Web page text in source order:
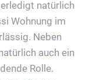
natürlich
Wohnung im
Neben
auch ein
Rolle.